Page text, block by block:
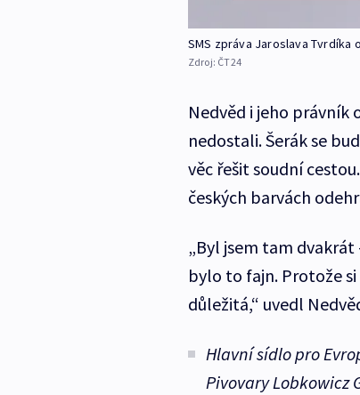
SMS zpráva Jaroslava Tvrdíka
Zdroj: ČT24
Nedvěd i jeho právník
nedostali. Šerák se
věc řešit soudní
českých barvách
„Byl jsem tam
bylo to fajn. Protože
důležitá,“ uvedl
Hlavní sídlo pro
Pivovary Lobkowicz